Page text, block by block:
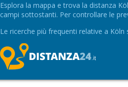
Esplora la mappa e trova la distanza
campi sottostanti. Per controllare le
Le ricerche più frequenti relative a